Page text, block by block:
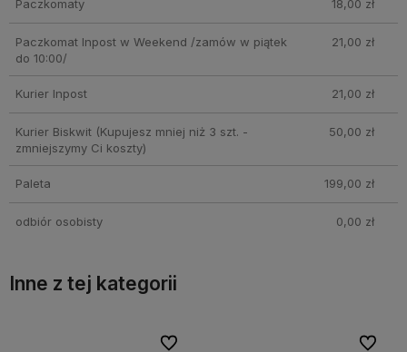
Paczkomaty 18,00 zł
Paczkomat Inpost w Weekend /zamów w piątek
do 10:00/
21,00 zł
Kurier Inpost 21,00 zł
Kurier Biskwit(Kupujesz mniej niż 3 szt. -
zmniejszymy Ci koszty)
50,00 zł
Paleta 199,00 zł
odbiór osobisty 0,00 zł
Inne z tej kategorii
Do ulubionych
Do ulubionych Do
Do